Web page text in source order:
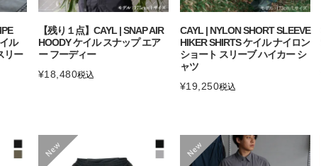
ル
リー
【残り１点】CAYL | SNAP AIR
HOODY ケイル スナップ エア
ー フーディー
¥18,480税込
CAYL | NYLON SHORT SLEEVE
HIKER SHIRTS ケイル ナイロン
ショート スリーブ ハイカー シ
ャツ
¥19,250税込